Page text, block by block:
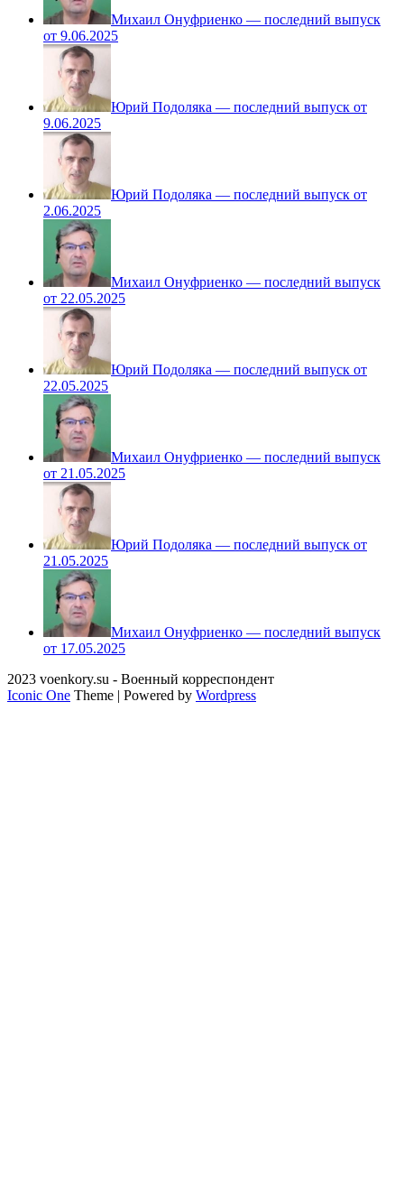
Михаил Онуфриенко — последний выпуск
от 9.06.2025
Юрий Подоляка — последний выпуск от
9.06.2025
Юрий Подоляка — последний выпуск от
2.06.2025
Михаил Онуфриенко — последний выпуск
от 22.05.2025
Юрий Подоляка — последний выпуск от
22.05.2025
Михаил Онуфриенко — последний выпуск
от 21.05.2025
Юрий Подоляка — последний выпуск от
21.05.2025
Михаил Онуфриенко — последний выпуск
от 17.05.2025
2023 voenkory.su - Военный корреспондент
Iconic One Theme | Powered by Wordpress